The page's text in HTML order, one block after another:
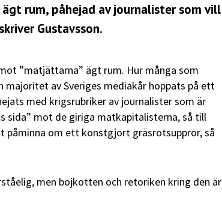
rum, påhejad av journalister som vill
Gustavsson.
”matjättarna” ägt rum. Hur många som
av Sveriges mediakår hoppats på ett
med krigsrubriker av journalister som är
sida” mot de giriga matkapitalisterna, så till
påminna om ett konstgjort gräsrotsuppror, så
men bojkotten och retoriken kring den är